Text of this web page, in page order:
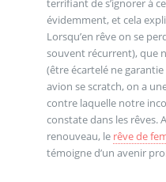
terrifiant de s’ignorer à
évidemment, et cela
Lorsqu’en rêve on se
souvent récurrent), que
(être écartelé ne garantie
avion se scratch, on a
contre laquelle notre
constate dans les rêves.
renouveau, le rêve de
témoigne d’un avenir